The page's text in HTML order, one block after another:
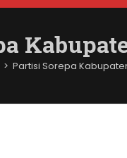
> Partisi Sorepa